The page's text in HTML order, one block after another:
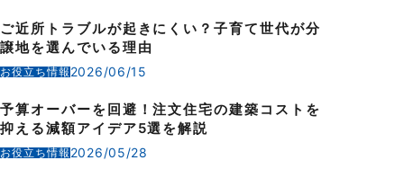
ご近所トラブルが起きにくい？子育て世代が分
譲地を選んでいる理由
お役立ち情報2026/06/15
予算オーバーを回避！注文住宅の建築コストを
抑える減額アイデア5選を解説
お役立ち情報2026/05/28